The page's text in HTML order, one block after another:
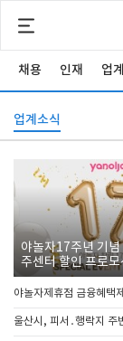
채용 인재 업
업계소식
야놀자17주년 기
주센터 할인 프로
야놀자제휴점 금융혜택
울산시, 피서․행락지 주